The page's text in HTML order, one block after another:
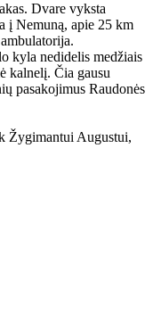
Dvare vyksta
į Nemuną, apie 25 km
kyla nedidelis medžiais
kalnelį. Čia gausu
pasakojimus Raudonės
Žygimantui Augustui,